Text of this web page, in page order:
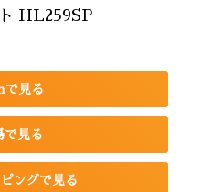
HL259SP
で見る
で見る
ングで見る